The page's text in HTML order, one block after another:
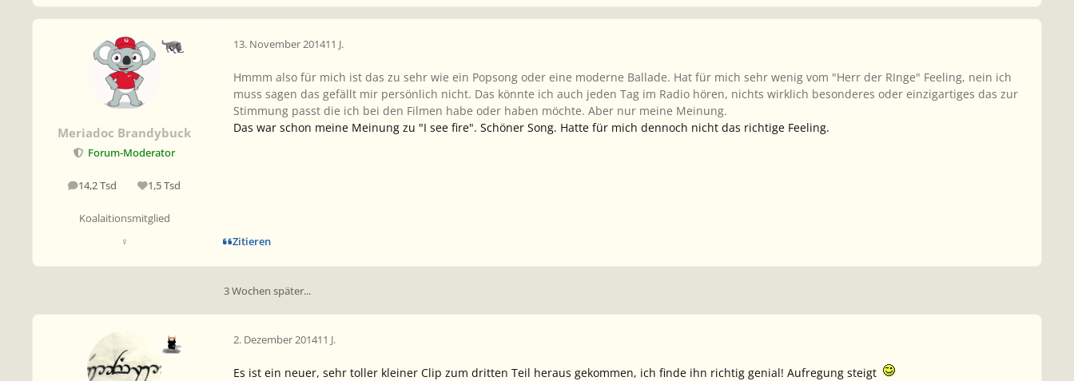
Meriadoc Brandybuck
Forum-Moderator
14,2 Tsd
Beiträge 1,5 Tsd
Reputation
Koalaitionsmitglied
♀
13. November 201411 J.
Hmmm also für mich ist das zu sehr wie ein Popsong oder eine moderne Ballade. Hat für mich sehr wenig vom "Herr der RInge" Feeling, nein ich
muss sagen das gefällt mir persönlich nicht. Das könnte ich auch jeden Tag im Radio hören, nichts wirklich besonderes oder einzigartiges das zur
Stimmung passt die ich bei den Filmen habe oder haben möchte. Aber nur meine Meinung.
Das war schon meine Meinung zu "I see fire". Schöner Song. Hatte für mich dennoch nicht das richtige Feeling.
Zitieren
3 Wochen später...
2. Dezember 201411 J.
Es ist ein neuer, sehr toller kleiner Clip zum dritten Teil heraus gekommen, ich finde ihn richtig genial! Aufregung steigt